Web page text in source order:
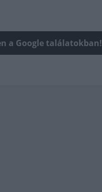
a Google találatokban!